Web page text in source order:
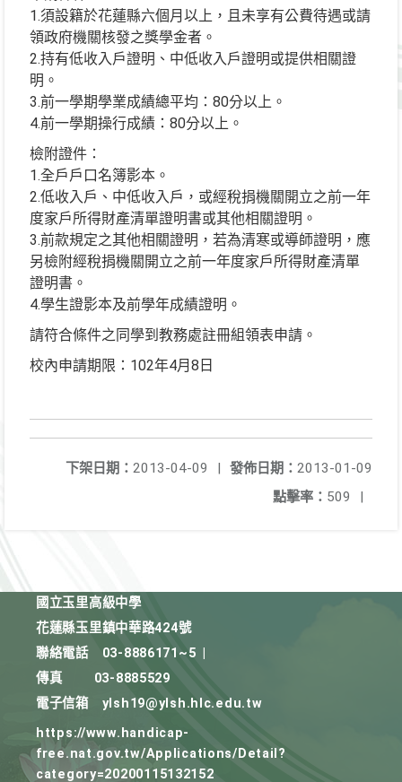
1.須設籍於花蓮縣六個月以上，且未享有公費待遇或請
領政府機關核發之獎學金者。
2.持有低收入戶證明、中低收入戶證明或提供相關證
明。
3.前一學期學業成績總平均：80分以上。
4.前一學期操行成績：80分以上。
檢附證件：
1.全戶戶口名簿影本。
2.低收入戶、中低收入戶，或經稅捐機關開立之前一年
度家戶所得財產清單證明書或其他相關證明。
3.前款規定之其他相關證明，若為清寒或導師證明，應
另檢附經稅捐機關開立之前一年度家戶所得財產清單
證明書。
4.學生證影本及前學年成績證明。
請符合條件之同學到教務處註冊組領表申請。
校內申請期限：102年4月8日
發佈日期： 2013-01-09
下架日期： 2013-04-09
|
點擊率： 509 |
國立玉里高級中學
花蓮縣玉里鎮中華路424號
聯絡電話
03-8886171~5
傳真
03-8885529
電子信箱
ylsh19@ylsh.hlc.edu.tw
https://www.handicap-
free.nat.gov.tw/Applications/Detail?
category=20200115132152